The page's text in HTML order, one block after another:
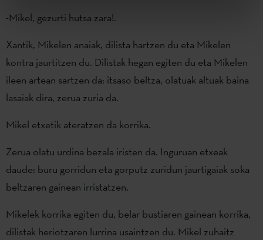
-Mikel, gezurti hutsa zara!.
Xantik, Mikelen anaiak, dilista hartzen du eta Mikelen
kontra jaurtitzen du. Dilistak hegan egiten du eta Mikelen
ileen artean sartzen da: itsaso beltza, olatuak altuak baina
lasaiak dira, zerua zuria da.
Mikel etxetik ateratzen da korrika.
Zerua olatu urdina bezala iristen da. Inguruan etxeak
daude: buru gorridun eta gorputz zuridun jaurtigaiak soka
beltzaren gainean irristatzen.
Mikelek korrika egiten du, belar bustiaren gainean korrika,
dilistak heriotzaren lurrina usaintzen du. Mikel zuhaitz